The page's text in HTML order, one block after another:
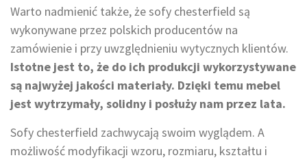
Warto nadmienić także, że sofy chesterfield są
wykonywane przez polskich producentów na
zamówienie i przy uwzględnieniu wytycznych klientów.
Istotne jest to, że do ich produkcji wykorzystywane
są najwyżej jakości materiały. Dzięki temu mebel
jest wytrzymały, solidny i posłuży nam przez lata.
Sofy chesterfield zachwycają swoim wyglądem. A
możliwość modyfikacji wzoru, rozmiaru, kształtu i